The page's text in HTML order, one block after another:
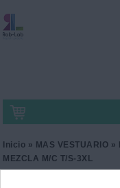
Inicio » MAS VESTUARIO »
MEZCLA M/C T/S-3XL